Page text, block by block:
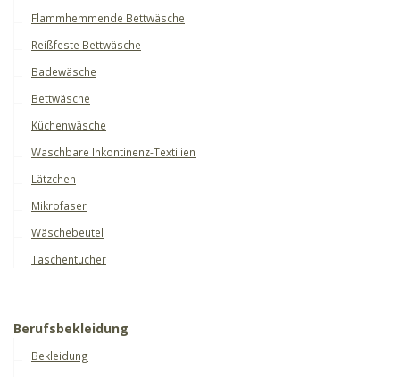
Flammhemmende Bettwäsche
Reißfeste Bettwäsche
Badewäsche
Bettwäsche
Küchenwäsche
Waschbare Inkontinenz-Textilien
Lätzchen
Mikrofaser
Wäschebeutel
Taschentücher
Berufsbekleidung
Bekleidung